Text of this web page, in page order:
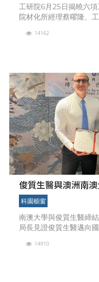
工研院6月25日揭曉六
院材化所經理蔡曜隆、
機械所組長王俊傑、工
14162
俊質生醫與澳洲南澳大學
奈米質譜檢測平台技
科園櫥窗
南澳大學與俊質生醫締
局長見證俊質生醫邁向
日正式與澳洲知名大學
14910